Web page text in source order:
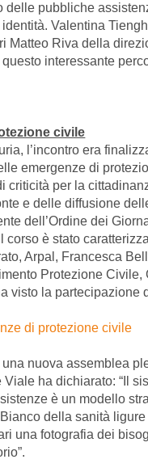
pubbliche
Valentina
Matteo Riva della
interessante
civile
l’incontro era
emergenze di
per la
e delle diffusione
dell’Ordine dei
è stato
Arpal, Francesca
Protezione
visto la partecipazione
nuova assemblea
ha dichiarato: “Il
è un modello
della sanità
una fotografia dei